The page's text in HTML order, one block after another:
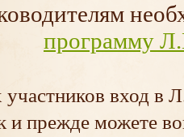
программу
вход в
и прежде можете